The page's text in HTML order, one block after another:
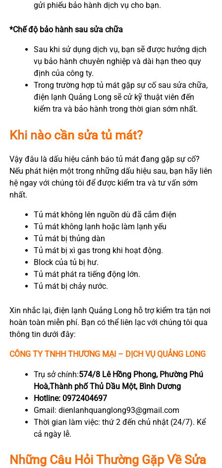
gửi phiếu bảo hành dịch vụ cho bạn.
*Chế độ bảo hành sau sửa chữa
Sau khi sử dụng dịch vụ, bạn sẽ được hưởng dịch
vụ bảo hành chuyên nghiệp và dài hạn theo quy
định của công ty.
Trong trường hợp tủ mát gặp sự cố sau sửa chữa,
điện lạnh Quảng Long sẽ cử kỹ thuật viên đến
kiểm tra và bảo hành trong thời gian sớm nhất.
Khi nào cần sửa tủ mát?
Vậy đâu là dấu hiệu cảnh báo tủ mát đang gặp sự cố?
Nếu phát hiện một trong những dấu hiệu sau, bạn hãy liên
hệ ngay với chúng tôi để được kiểm tra và tư vấn sớm
nhất.
Tủ mát không lên nguồn dù đã cắm điện
Tủ mát không lạnh hoặc làm lạnh yếu
Tủ mát bị thủng dàn
Tủ mát bị xì gas trong khi hoạt động.
Block của tủ bị hư.
Tủ mát phát ra tiếng động lớn.
Tủ mát bị chảy nước.
Xin nhắc lại, điện lạnh Quảng Long hỗ trợ kiểm tra tận nơi
hoàn toàn miễn phí. Bạn có thể liên lạc với chúng tôi qua
thông tin dưới đây:
CÔNG TY TNHH THƯƠNG MẠI – DỊCH VỤ QUẢNG LONG
Trụ sở chính:574/8 Lê Hồng Phong, Phường Phú
Hoà,Thành phố Thủ Dầu Một, Bình Dương
Hotline: 0972404697
Gmail: dienlanhquanglong93@gmail.com
Thời gian làm việc: thứ 2 đến chủ nhật (24/7). Kể
cả ngày lễ.
Những Câu Hỏi Thường Gặp Về Sửa